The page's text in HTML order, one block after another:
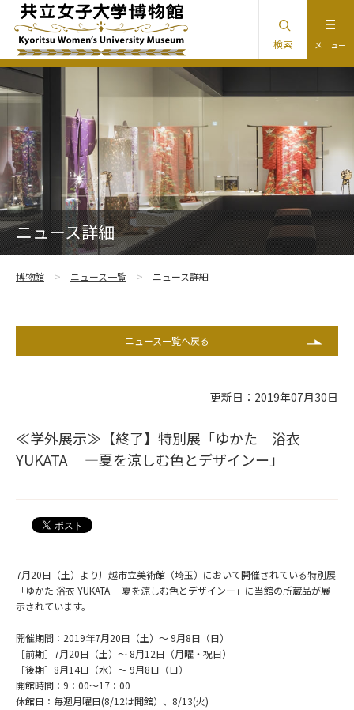
メニュー
検索
ニュース詳細
博物館 ニュース一覧 ニュース詳細
ニュース一覧へ戻る
更新日：2019年07月30日
≪学外展示≫【終了】特別展「ゆかた 浴衣
YUKATA ―夏を涼しむ色とデザインー」
7月20日（土）より川越市立美術館（埼玉）において開催されている特別展
「ゆかた 浴衣 YUKATA ―夏を涼しむ色とデザインー」に当館の所蔵品が展
示されています。
開催期間：2019年7月20日（土）～ 9月8日（日）
［前期］7月20日（土）～ 8月12日（月曜・祝日）
［後期］8月14日（水）～ 9月8日（日）
開館時間：9：00～17：00
休館日：毎週月曜日(8/12は開館）、8/13(火)